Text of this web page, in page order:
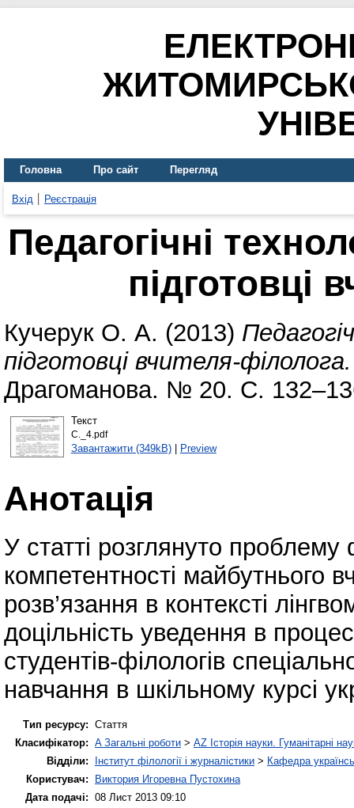
Головна Про сайт Перегляд
Вхід Реєстрація
Педагогічні
підготовці
Кучерук О. А. (2013)
підготовці вчителя-філолога.
Драгоманова. № 20. С.
Текст
С._4.pdf
Завантажити (349kB)| Preview
Анотація
У статті розглянуто
компетентності майбутнього
розв’язання в контексті
доцільність уведення в
студентів-філологів
навчання в шкільному курсі
Тип ресурсу: Стаття
Класифікатор: A Загальні роботи > AZ Історія науки. Гуманітарні
Відділи:
Інститут філології і журналістики > Кафедра
Користувач:
Виктория Игоревна Пустохина
Дата подачі: 08 Лист 2013 09:10